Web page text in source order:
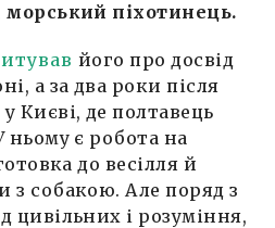
морський піхотинець.
його про досвід
а за два роки після
Києві, де полтавець
ньому є робота на
до весілля й
з собакою. Але поряд з
цивільних і розуміння,